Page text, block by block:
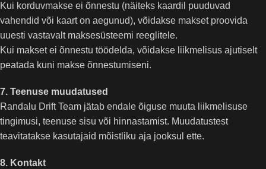
Kui korduvmakse ei õnnestu (näiteks kaardil puuduvad
vahendid või kaart on aegunud), võidakse makset proovida
uuesti vastavalt maksesüsteemi reeglitele.
Kui makset ei õnnestu töödelda, võidakse liikmelisus ajutiselt
peatada kuni makse õnnestumiseni.
7. Teenuse muudatused
Randalu Drift Team jätab endale õiguse muuta liikmelisuse
tingimusi, teenuse sisu või hinnastamist. Muudatustest
teavitatakse kasutajaid mõistliku aja jooksul ette.
8. Kontakt